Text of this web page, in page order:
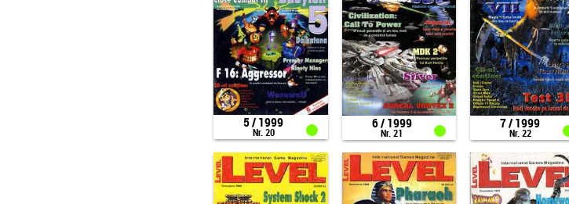
5 / 1999
Nr. 20
6 / 1999
Nr. 21
7 / 1999
Nr. 22